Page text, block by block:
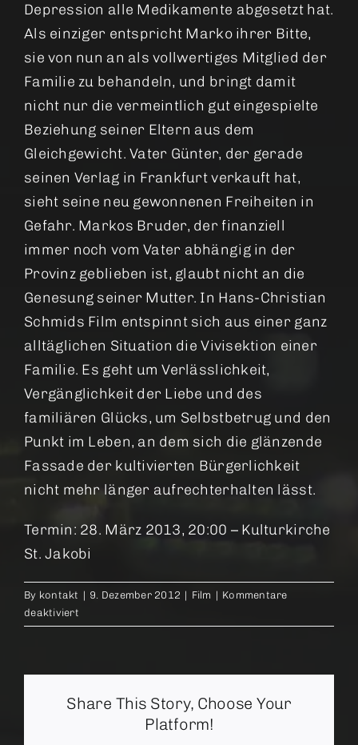
Depression alle Medikamente abgesetzt hat.
Als einziger entspricht Marko ihrer Bitte,
sie von nun an als vollwertiges Mitglied der
Familie zu behandeln, und bringt damit
nicht nur die vermeintlich gut eingespielte
Beziehung seiner Eltern aus dem
Gleichgewicht. Vater Günter, der gerade
seinen Verlag in Frankfurt verkauft hat,
sieht seine neu gewonnenen Freiheiten in
Gefahr. Markos Bruder, der finanziell
immer noch vom Vater abhängig in der
Provinz geblieben ist, glaubt nicht an die
Genesung seiner Mutter. In Hans-Christian
Schmids Film entspinnt sich aus einer ganz
alltäglichen Situation die Vivisektion einer
Familie. Es geht um Verlässlichkeit,
Vergänglichkeit der Liebe und des
familiären Glücks, um Selbstbetrug und den
Punkt im Leben, an dem sich die glänzende
Fassade der kultivierten Bürgerlichkeit
nicht mehr länger aufrechterhalten lässt.
Termin: 28. März 2013, 20:00 – Kulturkirche
St. Jakobi
By kontakt | 9. Dezember 2012 | Film | Kommentare
deaktiviertfür
Was
Share This Story, Choose Your
Platform!